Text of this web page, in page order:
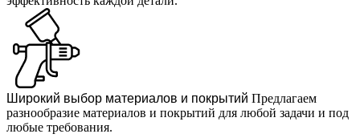
Широкий выбор материалов и покрытий Предлагаем
разнообразие материалов и покрытий для любой задачи и под
любые требования.